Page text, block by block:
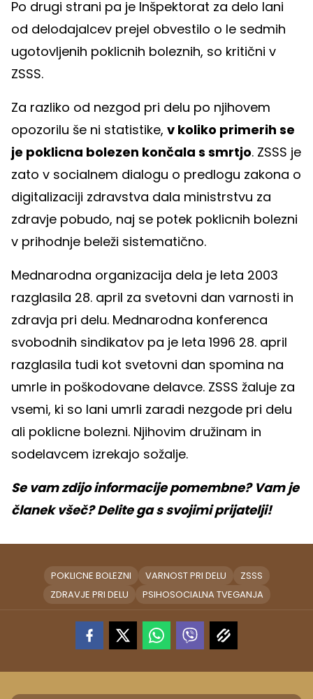
Po drugi strani pa je Inšpektorat za delo lani
od delodajalcev prejel obvestilo o le sedmih
ugotovljenih poklicnih boleznih, so kritični v
ZSSS.
Za razliko od nezgod pri delu po njihovem
opozorilu še ni statistike, v koliko primerih se
je poklicna bolezen končala s smrtjo. ZSSS je
zato v socialnem dialogu o predlogu zakona o
digitalizaciji zdravstva dala ministrstvu za
zdravje pobudo, naj se potek poklicnih bolezni
v prihodnje beleži sistematično.
Mednarodna organizacija dela je leta 2003
razglasila 28. april za svetovni dan varnosti in
zdravja pri delu. Mednarodna konferenca
svobodnih sindikatov pa je leta 1996 28. april
razglasila tudi kot svetovni dan spomina na
umrle in poškodovane delavce. ZSSS žaluje za
vsemi, ki so lani umrli zaradi nezgode pri delu
ali poklicne bolezni. Njihovim družinam in
sodelavcem izrekajo sožalje.
Se vam zdijo informacije pomembne? Vam je
članek všeč? Delite ga s svojimi prijatelji!
POKLICNE BOLEZNI VARNOST PRI DELU
ZSSS
ZDRAVJE PRI DELU
PSIHOSOCIALNA TVEGANJA